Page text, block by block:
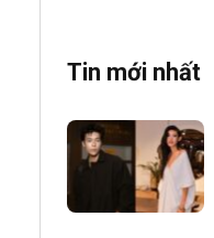
Tin mới nhất